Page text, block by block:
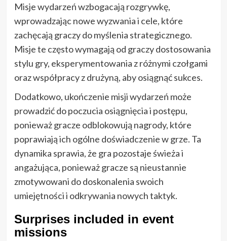
Misje wydarzeń wzbogacają rozgrywkę,
wprowadzając nowe wyzwania i cele, które
zachęcają graczy do myślenia strategicznego.
Misje te często wymagają od graczy dostosowania
stylu gry, eksperymentowania z różnymi czołgami
oraz współpracy z drużyną, aby osiągnąć sukces.
Dodatkowo, ukończenie misji wydarzeń może
prowadzić do poczucia osiągnięcia i postępu,
ponieważ gracze odblokowują nagrody, które
poprawiają ich ogólne doświadczenie w grze. Ta
dynamika sprawia, że gra pozostaje świeża i
angażująca, ponieważ gracze są nieustannie
zmotywowani do doskonalenia swoich
umiejętności i odkrywania nowych taktyk.
Surprises included in event
missions